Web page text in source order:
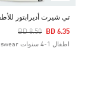
تي شيرت أديرابتور
From
BD 8.50
To BD 6.35
اطفال 1-4 سنوات Sportswear